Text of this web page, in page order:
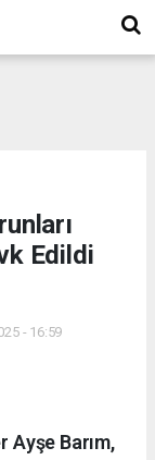
Edildi
- 16:59
Ayşe Barım,